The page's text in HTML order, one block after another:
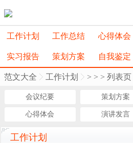
工作计划 工作总结 心得体会
实习报告 策划方案 自我鉴定
>
范文大全 >
工作计划 > 列表页
会议纪要 策划方案
心得体会 演讲发言
工作计划